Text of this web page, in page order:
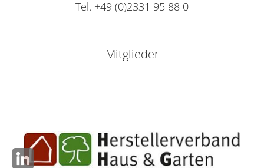
Tel. +49 (0)2331 95 88 0
Mitglieder